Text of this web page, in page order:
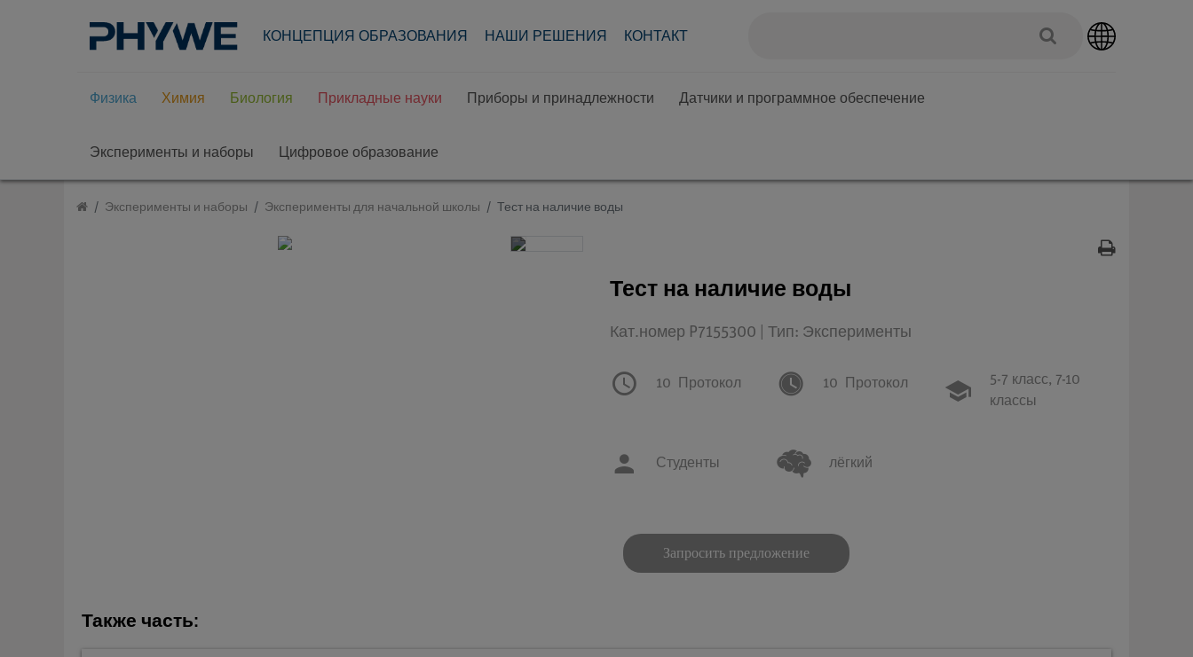
КОНЦЕПЦИЯ ОБРАЗОВАНИЯ НАШИ РЕШЕНИЯ КОНТАКТ
Физика Химия Биология Прикладные науки Приборы и принадлежности Датчики и программное обеспечение
Эксперименты и наборы Цифровое образование
Эксперименты и наборы Эксперименты для начальной школы Тест на наличие воды
Тест на наличие воды
Кат.номер P7155300 | Тип: Эксперименты
10 Протокол 10 Протокол 5-7 класс, 7-10
классы
Студенты лёгкий
Запросить предложение
Также часть: